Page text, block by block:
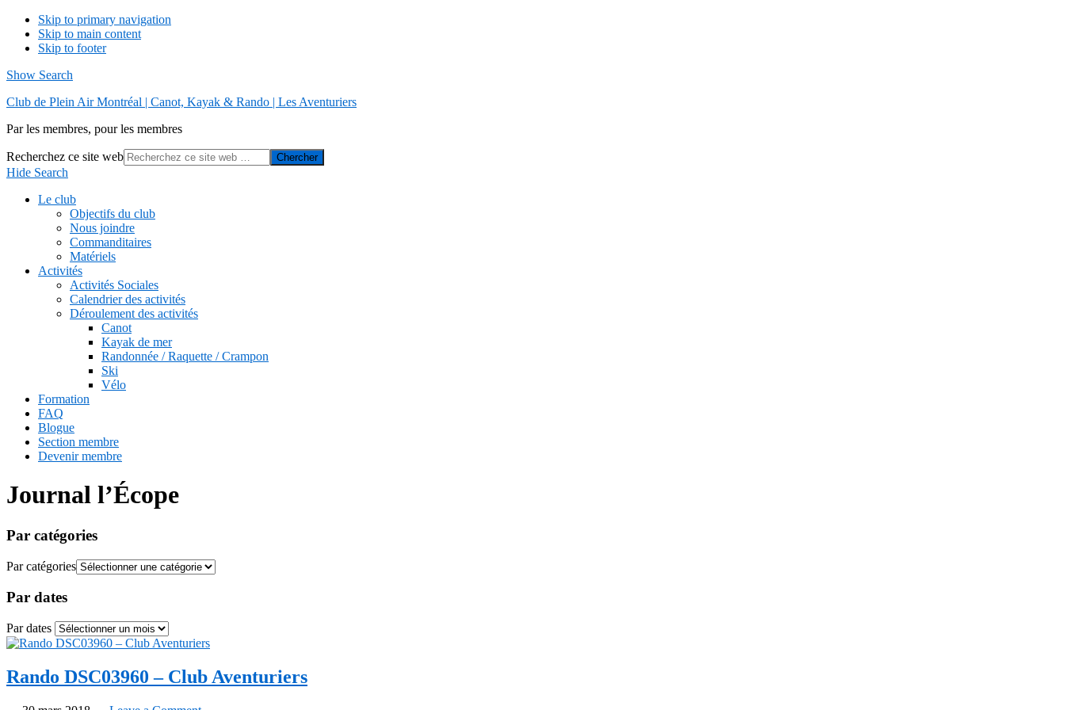
Skip to primary navigation
Skip to main content
Skip to footer
Show Search
Club de Plein Air Montréal | Canot, Kayak & Rando | Les Aventuriers
Par les membres, pour les membres
Recherchez ce site web
Hide Search
Le club
Objectifs du club
Nous joindre
Commanditaires
Matériels
Activités
Activités Sociales
Calendrier des activités
Déroulement des activités
Canot
Kayak de mer
Randonnée / Raquette / Crampon
Ski
Vélo
Formation
FAQ
Blogue
Section membre
Devenir membre
Journal l’Écope
Par catégories
Par catégories
Par dates
Par dates
Rando DSC03960 – Club Aventuriers